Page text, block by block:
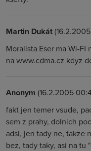
Martin Dukát
Moralista Eser ma Wi-
na www.cdma.cz kdyz
Anonym (16.2.2005
fakt jen temer vsude,
sem z prahy, dolnich
adsl, jen tady ne, takze
bez, tady taky, asi na tu